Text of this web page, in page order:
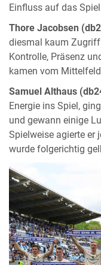
Einfluss auf das
Thore Jacobsen
diesmal kaum
Kontrolle, Präsenz
kamen vom
Samuel Althaus
Energie ins Spiel,
und gewann einige
Spielweise agierte er
wurde folgerichtig